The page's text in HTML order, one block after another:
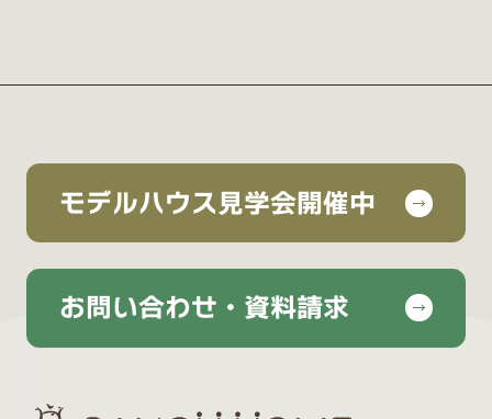
モデルハウス見学会開催中
お問い合わせ・資料請求